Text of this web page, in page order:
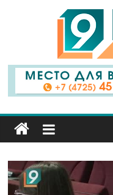
9
Канал
Старый
Оскол